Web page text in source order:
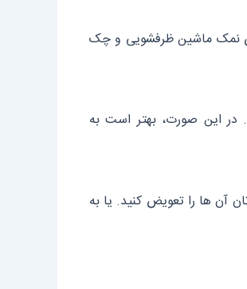
نمک ماشین ظرفشویی و چک
در این صورت، بهتر است به
آن‌ ها را تعویض کنید. یا به